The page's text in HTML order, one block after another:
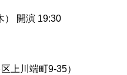
） 開演 19:30
上川端町9-35）